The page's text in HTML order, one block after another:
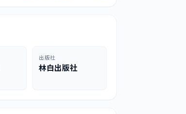
出版社
林白出版社